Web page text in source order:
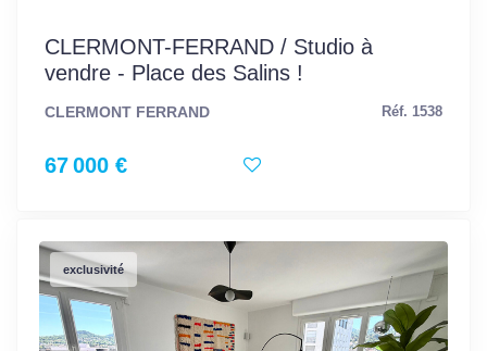
CLERMONT-FERRAND / Studio à
vendre - Place des Salins !
CLERMONT FERRAND Réf. 1538
67 000 €
exclusivité